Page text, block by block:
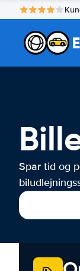
Spar tid og